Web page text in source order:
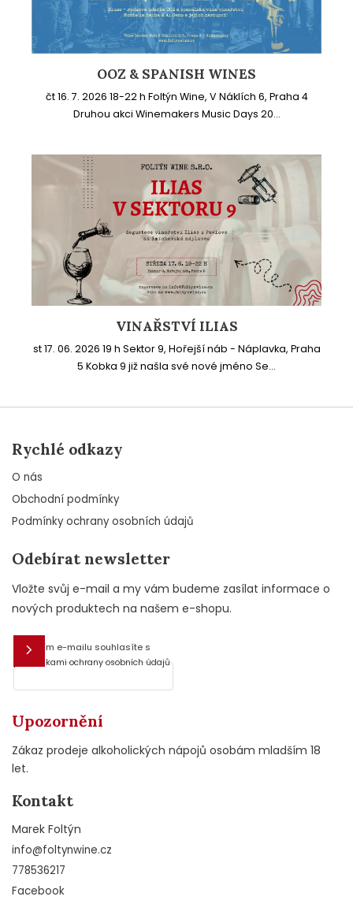
OOZ & SPANISH WINES
čt 16. 7. 2026 18-22 h Foltýn Wine, V Náklích 6, Praha 4
Druhou akci Winemakers Music Days 20...
VINAŘSTVÍ ILIAS
st 17. 06. 2026 19 h Sektor 9, Hořejší náb - Náplavka, Praha
5 Kobka 9 již našla své nové jméno Se...
Rychlé odkazy
O nás
Obchodní podmínky
Podmínky ochrany osobních údajů
Odebírat newsletter
Vložte svůj e-mail a my vám budeme zasílat informace o
nových produktech na našem e-shopu.
E-mail
Vložením e-mailu souhlasíte s
podmínkami ochrany osobních údajů
Upozornění
Zákaz prodeje alkoholických nápojů osobám mladším 18
let.
Kontakt
Marek Foltýn
info@foltynwine.cz
778536217
Facebook